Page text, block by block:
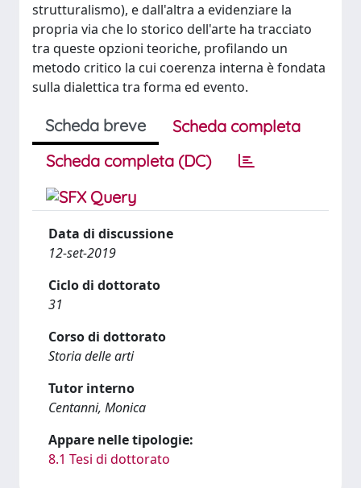
strutturalismo), e dall'altra a evidenziare la
propria via che lo storico dell'arte ha tracciato
tra queste opzioni teoriche, profilando un
metodo critico la cui coerenza interna è fondata
sulla dialettica tra forma ed evento.
Scheda breve
Scheda completa
Scheda completa (DC)
Data di discussione
12-set-2019
Ciclo di dottorato
31
Corso di dottorato
Storia delle arti
Tutor interno
Centanni, Monica
Appare nelle tipologie:
8.1 Tesi di dottorato